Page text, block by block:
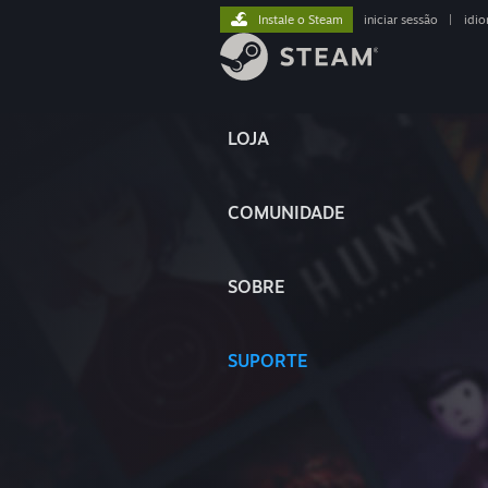
LOJA
COMUNIDADE
SOBRE
SUPORTE
Instale o Steam iniciar sessão